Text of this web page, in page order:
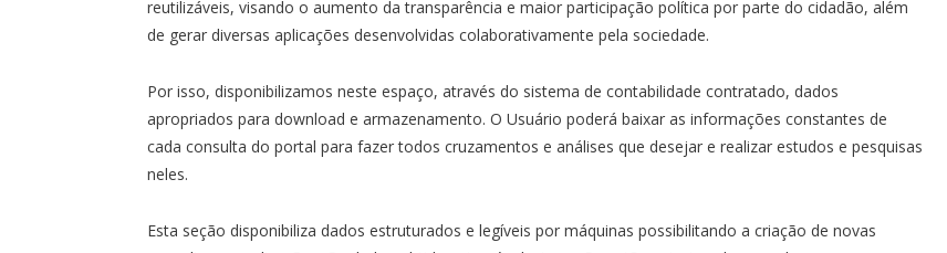
reutilizáveis, visando o aumento da transparência e maior participação política por parte do cidadão, além
de gerar diversas aplicações desenvolvidas colaborativamente pela sociedade.
Por isso, disponibilizamos neste espaço, através do sistema de contabilidade contratado, dados
apropriados para download e armazenamento. O Usuário poderá baixar as informações constantes de
cada consulta do portal para fazer todos cruzamentos e análises que desejar e realizar estudos e pesquisas
neles.
Esta seção disponibiliza dados estruturados e legíveis por máquinas possibilitando a criação de novas